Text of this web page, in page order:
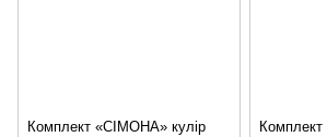
Комплект «СІМОНА» кулір
Комплект